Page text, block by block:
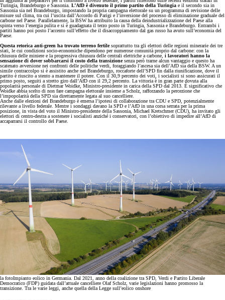
Turingia, Brandeburgo e Sassonia. L’AfD è divenuto il primo partito della Turingia e il secondo sia in
Sassonia sia nel Brandeburgo, impostando la propria campagna elettorale su un programma di revisione delle
misure sul clima, tra cui l’uscita dall’Accordo di Parigi e l’inversione del processo di eliminazione graduale del
carbone nel Paese. Parallelamente, la BSW ha attribuito la causa della deindustrializzazione del Paese alla
spinta verso l’energia pulita e si è guadagnata il terzo posto in Turingia, Sassonia e Brandeburgo. Entrambi i
partiti hanno poi posto l’accento sull’effetto che il disaccoppiamento dal gas russo ha avuto sull’economia del
Paese.
Questa retorica anti-green ha trovato terreno fertilesoprattutto tra gli elettori delle regioni minerarie dei tre
stati, le cui condizioni socio-economiche dipendono per numerose comunità proprio dal carbone: con la
chiusura delle miniere e la progressiva chiusura delle centrali elettriche a carbone, i lavoratori hanno la
sensazione di dover sobbarcarsi il costo della transizionesenza però trarne alcun vantaggio e questo ha
scatenato avversione nei confronti delle politiche verdi, foraggiando l’ascesa sia dell’AfD sia della BSW. A un
simile contraccolpo si è assistito anche nel Brandeburgo, roccaforte dell’SPD fin dalla riunificazione, dove il
partito è riuscito a stento a mantenere il potere. Con il 30,9 percento dei voti, i socialisti si sono assicurati il
primo posto, seguiti a stretto giro dall’AfD con il 29,2 percento. La vittoria è in gran parte dovuta alla
popolarità personale di Dietmar Woidke, Ministro-presidente in carica della SPD dal 2013. È significativo che
Woidke abbia scelto di non fare campagna elettorale insieme a Scholz, rafforzando la percezione che
l’impopolarità della SPD sia direttamente legata al suo cancelliere.
Anche dalle elezioni del Brandeburgo è emersa l’ipotesi di collaborazione tra CDU e SPD, potenzialmente
rilevante a livello federale. Mentre i sondaggi davano la SPD e l’AfD in una corsa serrata per la prima
posizione, in vista del voto il Ministro-presidente della Sassonia, Michael Kretschmer (CDU), ha invitato gli
elettori di centro-destra a sostenere i socialisti anziché i conservatori, con l’obiettivo di impedire all’AfD di
accaparrarsi il controllo del Paese.
la fotoImpianto eolico in Germania. Dal 2021, anno della coalizione tra SPD, Verdi e Partito Liberale
Democratico (FDP) guidata dall’attuale cancelliere Olaf Scholz, varie legislazioni hanno promosso la
transizione. Tra le varie leggi, anche quella della Legge sull’eolico onshore